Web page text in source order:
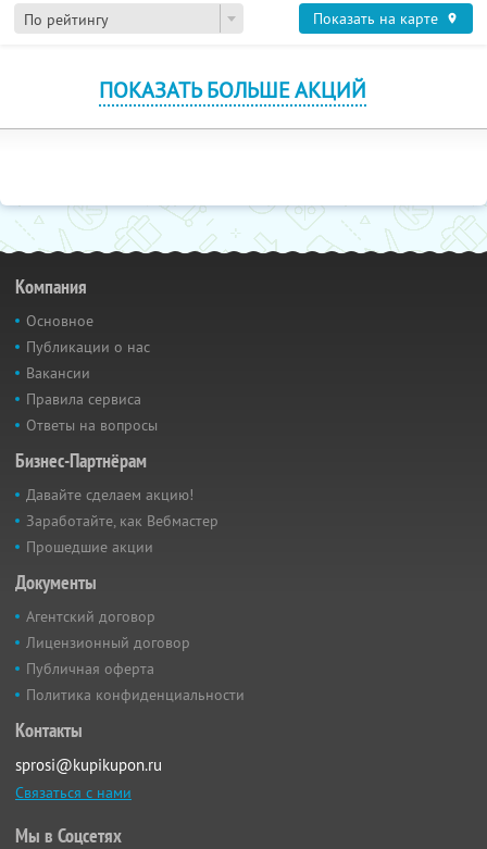
По рейтингу Показать на карте
ПОКАЗАТЬ БОЛЬШЕ АКЦИЙ
Компания
Основное
Публикации о нас
Вакансии
Правила сервиса
Ответы на вопросы
Бизнес-Партнёрам
Давайте сделаем акцию!
Заработайте, как Вебмастер
Прошедшие акции
Документы
Агентский договор
Лицензионный договор
Публичная оферта
Политика конфиденциальности
Контакты
sprosi@kupikupon.ru
Связаться с нами
Мы в Соцсетях